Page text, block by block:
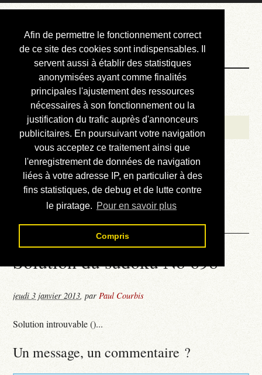
Afin de permettre le fonctionnement correct
de ce site des cookies sont indispensables. Il
servent aussi à établir des statistiques
anonymisées ayant comme finalités
principales l'ajustement des ressources
nécessaires à son fonctionnement ou la
justification du trafic auprès d'annonceurs
publicitaires. En poursuivant votre navigation
vous acceptez ce traitement ainsi que
l'enregistrement de données de navigation
liées à votre adresse IP, en particulier à des
fins statistiques, de debug et de lutte contre
le piratage. Pour en savoir plus
Compris
Courbis, « LE »
Blog Officiel
Bienvenue
Réalisations
Divers (et d’été)
Annonces
Liens externes
Téléchargement
Contact
Solution du sudoku No 698
jeudi 3 janvier 2013,parPaul Courbis
Solution introuvable ()...
Un message, un commentaire ?